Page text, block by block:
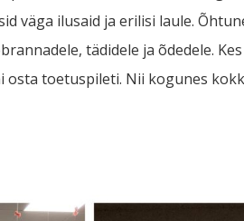
väga ilusaid ja erilisi laule.
tädidele ja õdedele.
osta toetuspileti. Nii kogunes